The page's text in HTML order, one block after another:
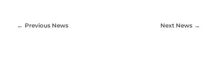
Previous News Next News